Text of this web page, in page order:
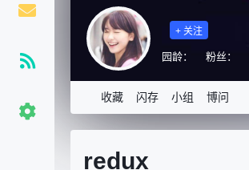
收藏 闪存 小组 博问
+ 关注
园龄： 粉丝：
redux